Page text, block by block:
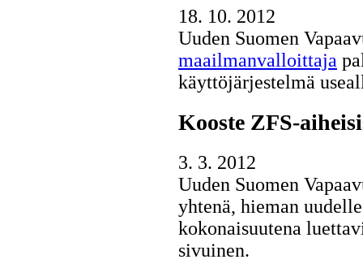
18. 10. 2012
Uuden Suomen
maailmanvalloittaja
käyttöjärjestelmä
Kooste ZFS-
3. 3. 2012
Uuden Suomen
yhtenä, hieman
kokonaisuutena
sivuinen.